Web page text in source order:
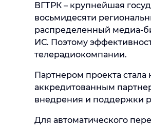
ВГТРК – крупнейшая
восьмидесяти
распределенный медиа-
ИС. Поэтому
телерадиокомпании.
Партнером проекта
аккредитованным
внедрения и поддержки
Для автоматического